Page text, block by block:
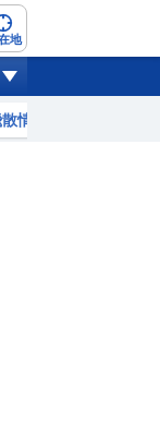
地
情報